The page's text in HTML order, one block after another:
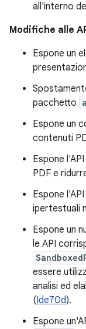
all'interno
Modifiche alle
Espone un
pacchetto
Espone un
contenuti
Espone
PDF e
Espone
ipertestuali
Espone un
le API
essere
analisi ed
(Ide70d).
Espone